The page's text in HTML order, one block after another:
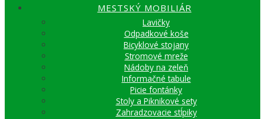
MESTSKÝ MOBILIÁR
Lavičky
Odpadkové koše
Bicyklové stojany
Stromové mreže
Nádoby na zeleň
Informačné tabule
Picie fontánky
Stoly a Piknikové sety
Zahradzovacie stĺpiky